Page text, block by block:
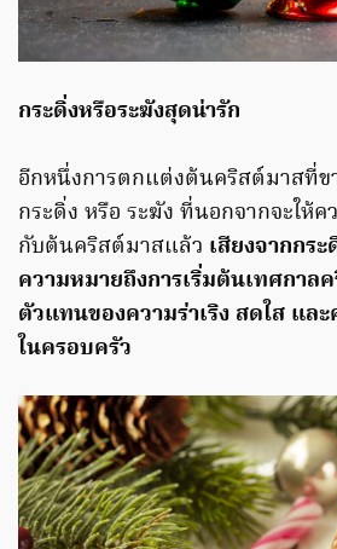
กระดิ่งหรือระฆังสุดน่ารัก
อีกหนึ่งการตกแต่งต้นคริสต์มาสที่ข
กระดิ่ง หรือ ระฆัง ที่นอกจากจะให้
กับต้นคริสต์มาสแล้ว เสียงจากกร
ความหมายถึงการเริ่มต้นเทศกาล
ตัวแทนของความร่าเริง สดใส แล
ในครอบครัว